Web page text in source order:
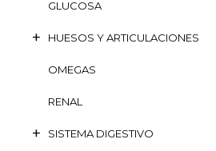
GLUCOSA
HUESOS Y ARTICULACIONES
OMEGAS
RENAL
SISTEMA DIGESTIVO